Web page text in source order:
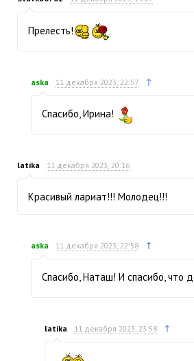
Прелесть!
aska 11 декабря 2023, 22:57 ↑
Спасибо, Ирина!
latika 11 декабря 2023, 20:16
Красивый лариат!!! Молодец!!!
aska 11 декабря 2023, 22:58 ↑
Спасибо, Наташ! И спасибо, что
latika 11 декабря 2023, 23:58 ↑